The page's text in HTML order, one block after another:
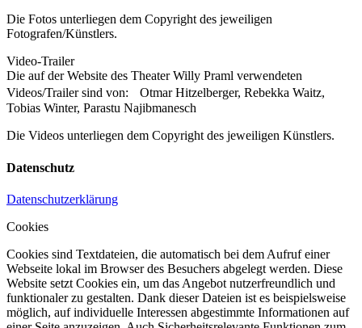
Die Fotos unterliegen dem Copyright des jeweiligen
Fotografen/Künstlers.
Video-Trailer
Die auf der Website des Theater Willy Praml verwendeten
Videos/Trailer sind von: Otmar Hitzelberger, Rebekka Waitz,
Tobias Winter, Parastu Najibmanesch
Die Videos unterliegen dem Copyright des jeweiligen Künstlers.
Datenschutz
Datenschutzerklärung
Cookies
Cookies sind Textdateien, die automatisch bei dem Aufruf einer
Webseite lokal im Browser des Besuchers abgelegt werden. Diese
Website setzt Cookies ein, um das Angebot nutzerfreundlich und
funktionaler zu gestalten. Dank dieser Dateien ist es beispielsweise
möglich, auf individuelle Interessen abgestimmte Informationen auf